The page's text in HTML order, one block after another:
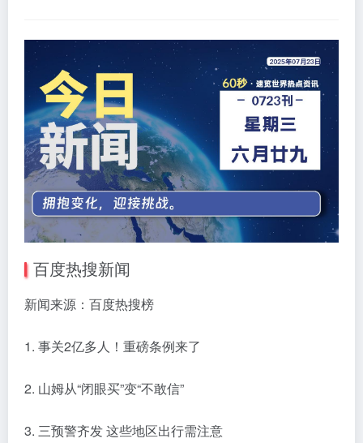
百度热搜新闻
新闻来源：百度热搜榜
1. 事关2亿多人！重磅条例来了
2. 山姆从“闭眼买”变“不敢信”
3. 三预警齐发 这些地区出行需注意